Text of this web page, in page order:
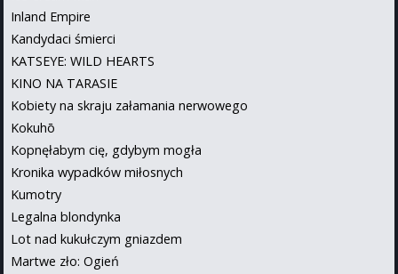
Inland Empire
Kandydaci śmierci
KATSEYE: WILD HEARTS
KINO NA TARASIE
Kobiety na skraju załamania nerwowego
Kokuhō
Kopnęłabym cię, gdybym mogła
Kronika wypadków miłosnych
Kumotry
Legalna blondynka
Lot nad kukułczym gniazdem
Martwe zło: Ogień